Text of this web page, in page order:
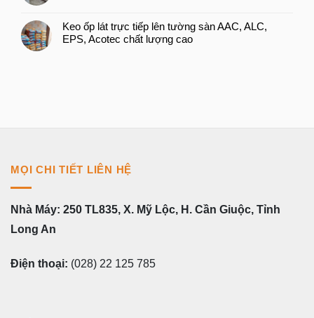
Keo ốp lát trực tiếp lên tường sàn AAC, ALC,
EPS, Acotec chất lượng cao
MỌI CHI TIẾT LIÊN HỆ
Nhà Máy: 250 TL835, X. Mỹ Lộc, H. Cần Giuộc, Tỉnh
Long An
Điện thoại: (028) 22 125 785